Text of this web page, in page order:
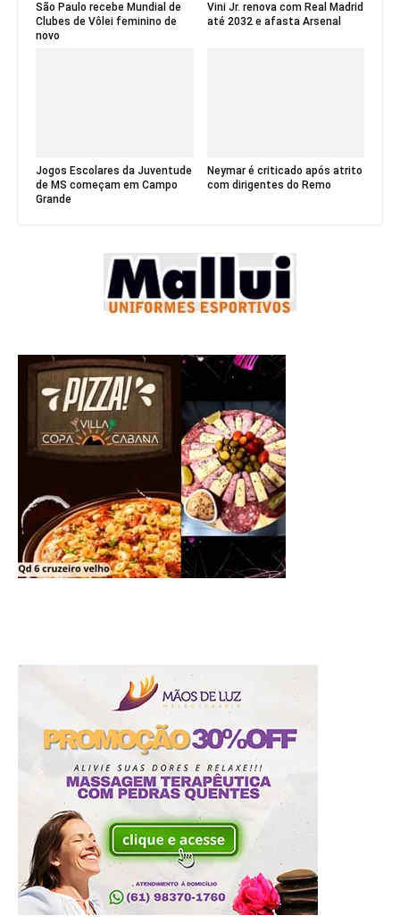
São Paulo recebe Mundial de
Clubes de Vôlei feminino de
novo
Vini Jr. renova com Real Madrid
até 2032 e afasta Arsenal
Jogos Escolares da Juventude
de MS começam em Campo
Grande
Neymar é criticado após atrito
com dirigentes do Remo